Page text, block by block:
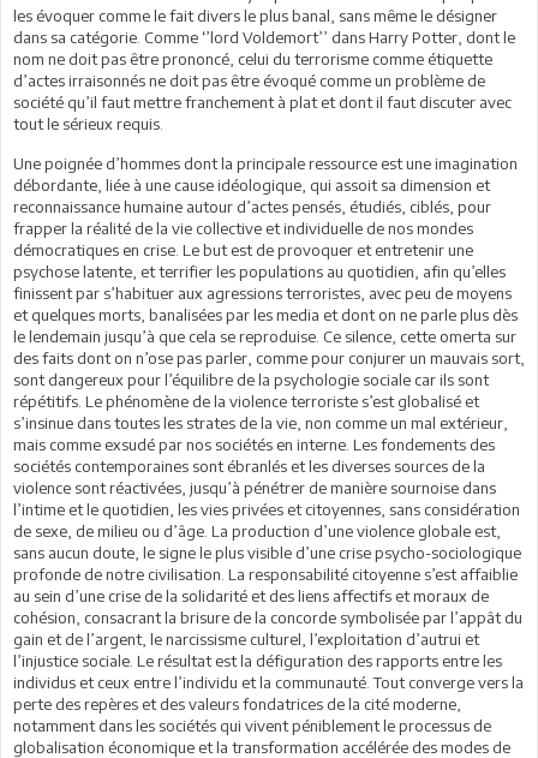
les évoquer comme le fait divers le plus banal, sans même le désigner
dans sa catégorie. Comme ‘’lord Voldemort’’ dans Harry Potter, dont le
nom ne doit pas être prononcé, celui du terrorisme comme étiquette
d’actes irraisonnés ne doit pas être évoqué comme un problème de
société qu’il faut mettre franchement à plat et dont il faut discuter avec
tout le sérieux requis.
Une poignée d’hommes dont la principale ressource est une imagination
débordante, liée à une cause idéologique, qui assoit sa dimension et
reconnaissance humaine autour d’actes pensés, étudiés, ciblés, pour
frapper la réalité de la vie collective et individuelle de nos mondes
démocratiques en crise. Le but est de provoquer et entretenir une
psychose latente, et terrifier les populations au quotidien, afin qu’elles
finissent par s’habituer aux agressions terroristes, avec peu de moyens
et quelques morts, banalisées par les media et dont on ne parle plus dès
le lendemain jusqu’à que cela se reproduise. Ce silence, cette omerta sur
des faits dont on n’ose pas parler, comme pour conjurer un mauvais sort,
sont dangereux pour l’équilibre de la psychologie sociale car ils sont
répétitifs. Le phénomène de la violence terroriste s’est globalisé et
s’insinue dans toutes les strates de la vie, non comme un mal extérieur,
mais comme exsudé par nos sociétés en interne. Les fondements des
sociétés contemporaines sont ébranlés et les diverses sources de la
violence sont réactivées, jusqu’à pénétrer de manière sournoise dans
l’intime et le quotidien, les vies privées et citoyennes, sans considération
de sexe, de milieu ou d’âge. La production d’une violence globale est,
sans aucun doute, le signe le plus visible d’une crise psycho-sociologique
profonde de notre civilisation. La responsabilité citoyenne s’est affaiblie
au sein d’une crise de la solidarité et des liens affectifs et moraux de
cohésion, consacrant la brisure de la concorde symbolisée par l’appât du
gain et de l’argent, le narcissisme culturel, l’exploitation d’autrui et
l’injustice sociale. Le résultat est la défiguration des rapports entre les
individus et ceux entre l’individu et la communauté. Tout converge vers la
perte des repères et des valeurs fondatrices de la cité moderne,
notamment dans les sociétés qui vivent péniblement le processus de
globalisation économique et la transformation accélérée des modes de